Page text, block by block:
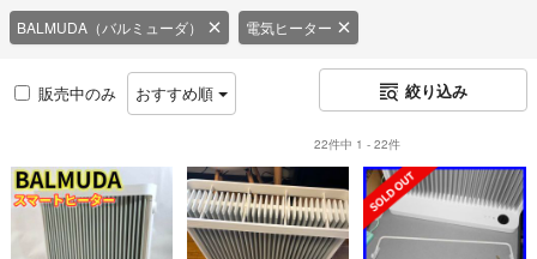
BALMUDA（バルミューダ） 電気ヒーター
販売中のみ おすすめ順 絞り込み
22件中 1 - 22件